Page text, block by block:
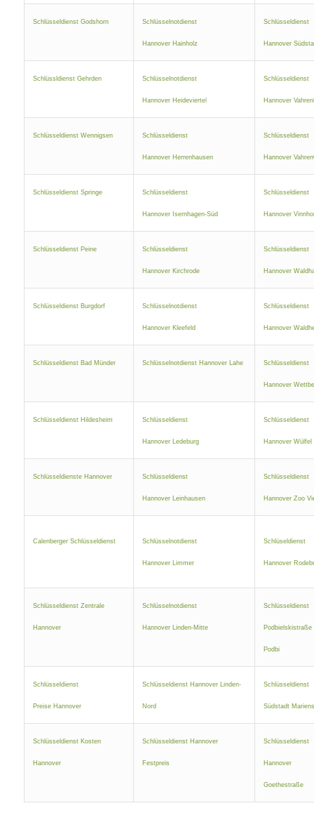
Schlüsseldienst Godshorn Schlüsselnotdienst
Hannover Hainholz
Schlüsseldienst
Hannover
Schlüssldienst Gehrden Schlüsselnotdienst
Hannover Heideviertel
Schlüsseldienst
Hannover
Schlüsseldienst Wennigsen Schlüsseldienst
Hannover Herrenhausen
Schlüsseldienst
Hannover
Schlüsseldienst Springe Schlüsseldienst
Hannover Isernhagen-Süd
Schlüsseldienst
Hannover
Schlüsseldienst Peine Schlüsseldienst
Hannover Kirchrode
Schlüsseldienst
Hannover
Schlüsseldienst Burgdorf Schlüsselnotdienst
Hannover Kleefeld
Schlüsseldienst
Hannover
Schlüsseldienst Bad Münder Schlüsselnotdienst Hannover Lahe Schlüsseldienst
Hannover
Schlüsseldienst Hildesheim Schlüsseldienst
Hannover Ledeburg
Schlüsseldienst
Hannover Wülfel
Schlüsseldienste Hannover Schlüsseldienst
Hannover Leinhausen
Schlüsseldienst
Hannover Zoo
Calenberger Schlüsseldienst Schlüsselnotdienst
Hannover Limmer
Schlüseldienst
Hannover
Schlüsseldienst Zentrale
Hannover
Schlüsselnotdienst
Hannover Linden-Mitte
Schlüsseldienst
Podbielskistraße
Podbi
Schlüsseldienst
Preise Hannover
Schlüsseldienst Hannover Linden-
Nord
Schlüsseldienst
Südstadt
Schlüsseldienst Kosten
Hannover
Schlüsseldienst Hannover
Festpreis
Schlüsseldienst
Hannover
Goethestraße